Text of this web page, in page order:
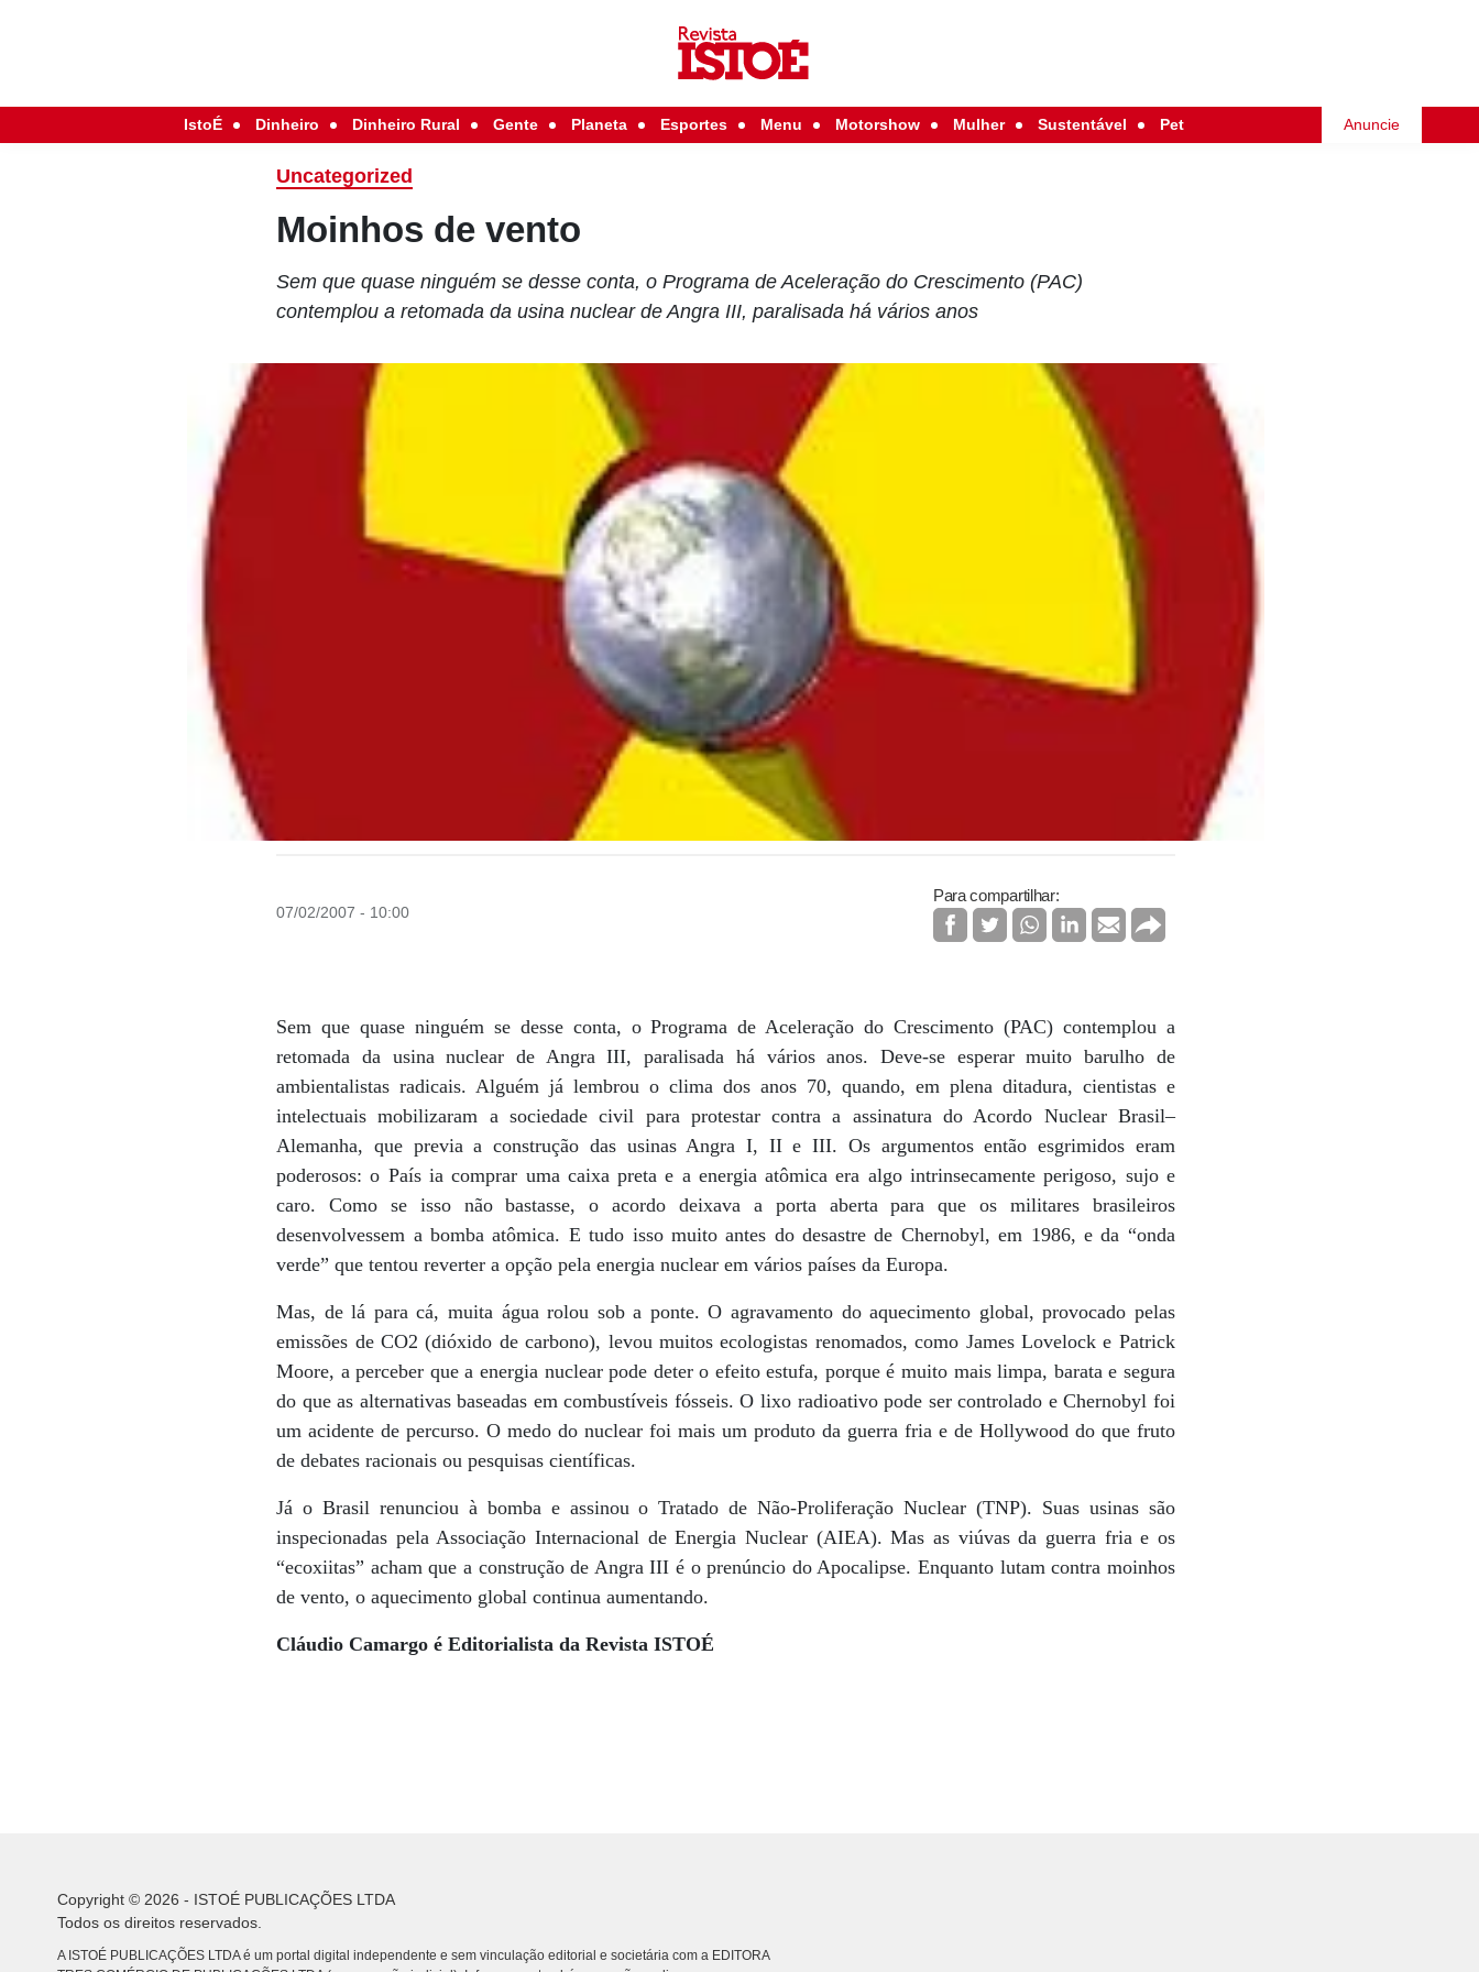
IstoÉ Dinheiro Dinheiro Rural Gente Planeta Esportes Menu Motorshow Mulher Sustentável Pet Anuncie
Uncategorized
Moinhos de vento
Sem que quase ninguém se desse conta, o Programa de Aceleração do Crescimento (PAC)
contemplou a retomada da usina nuclear de Angra III, paralisada há vários anos
07/02/2007 - 10:00
Para compartilhar:
Sem que quase ninguém se desse conta, o Programa de Aceleração do Crescimento (PAC) contemplou a
retomada da usina nuclear de Angra III, paralisada há vários anos. Deve-se esperar muito barulho de
ambientalistas radicais. Alguém já lembrou o clima dos anos 70, quando, em plena ditadura, cientistas e
intelectuais mobilizaram a sociedade civil para protestar contra a assinatura do Acordo Nuclear Brasil–
Alemanha, que previa a construção das usinas Angra I, II e III. Os argumentos então esgrimidos eram
poderosos: o País ia comprar uma caixa preta e a energia atômica era algo intrinsecamente perigoso, sujo e
caro. Como se isso não bastasse, o acordo deixava a porta aberta para que os militares brasileiros
desenvolvessem a bomba atômica. E tudo isso muito antes do desastre de Chernobyl, em 1986, e da “onda
verde” que tentou reverter a opção pela energia nuclear em vários países da Europa.
Mas, de lá para cá, muita água rolou sob a ponte. O agravamento do aquecimento global, provocado pelas
emissões de CO2 (dióxido de carbono), levou muitos ecologistas renomados, como James Lovelock e Patrick
Moore, a perceber que a energia nuclear pode deter o efeito estufa, porque é muito mais limpa, barata e segura
do que as alternativas baseadas em combustíveis fósseis. O lixo radioativo pode ser controlado e Chernobyl foi
um acidente de percurso. O medo do nuclear foi mais um produto da guerra fria e de Hollywood do que fruto
de debates racionais ou pesquisas científicas.
Já o Brasil renunciou à bomba e assinou o Tratado de Não-Proliferação Nuclear (TNP). Suas usinas são
inspecionadas pela Associação Internacional de Energia Nuclear (AIEA). Mas as viúvas da guerra fria e os
“ecoxiitas” acham que a construção de Angra III é o prenúncio do Apocalipse. Enquanto lutam contra moinhos
de vento, o aquecimento global continua aumentando.
Cláudio Camargo é Editorialista da Revista ISTOÉ
Copyright © 2026 - ISTOÉ PUBLICAÇÕES LTDA
Todos os direitos reservados.
A ISTOÉ PUBLICAÇÕES LTDA é um portal digital independente e sem vinculação editorial e societária com a EDITORA